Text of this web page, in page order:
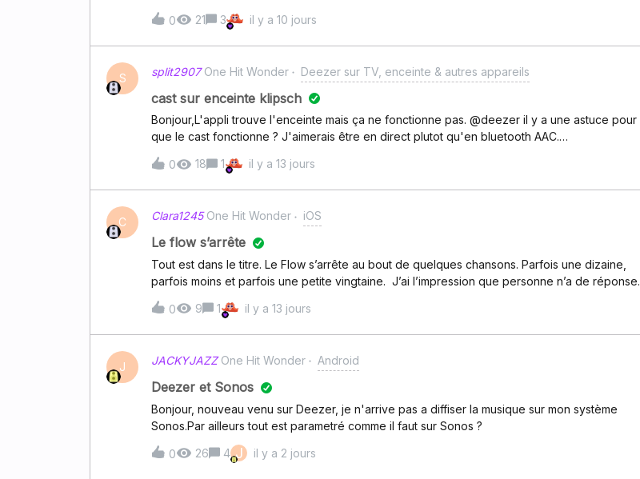
dessous, et pour ce qui est du code impossible de trouver où le mettre.Sur l’appli quand je
mets le logo de partage d’écran / cast il ne se passe rien.
0 21 3 il y a 10 jours
S split2907 One Hit Wonder Deezer sur TV, enceinte & autres appareils
cast sur enceinte klipsch
Bonjour,L'appli trouve l'enceinte mais ça ne fonctionne pas. @deezer il y a une astuce pour
que le cast fonctionne ? J'aimerais être en direct plutot qu'en bluetooth AAC.…
0 18 1 il y a 13 jours
C Clara1245 One Hit Wonder iOS
Le flow s’arrête
Tout est dans le titre. Le Flow s’arrête au bout de quelques chansons. Parfois une dizaine,
parfois moins et parfois une petite vingtaine. J’ai l’impression que personne n’a de réponse.
Ça va faire un an j’ai l’impression si ce n’est plus. Surtout que même le flow « découvertes »
s’arrête de la même façon. Jongler entre les deux aussi régulièrement rend l’application très
désagréable d’utilisation. Qu’en est-il ? merci d’avance
0 9 1 il y a 13 jours
J JACKYJAZZ One Hit Wonder Android
Deezer et Sonos
Bonjour, nouveau venu sur Deezer, je n'arrive pas a diffiser la musique sur mon système
Sonos.Par ailleurs tout est parametré comme il faut sur Sonos ?
0 26 4 J il y a 2 jours